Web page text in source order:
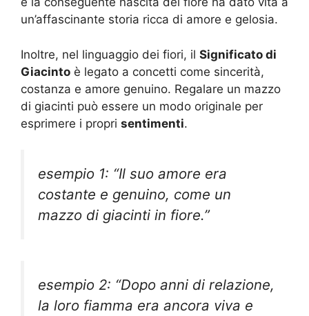
un’affascinante storia ricca di amore e gelosia.
Inoltre, nel linguaggio dei fiori, il Significato di
Giacinto è legato a concetti come sincerità,
costanza e amore genuino. Regalare un mazzo
di giacinti può essere un modo originale per
esprimere i propri sentimenti.
esempio 1: “Il suo amore era
costante e genuino, come un
mazzo di giacinti in fiore.”
esempio 2: “Dopo anni di relazione,
la loro fiamma era ancora viva e